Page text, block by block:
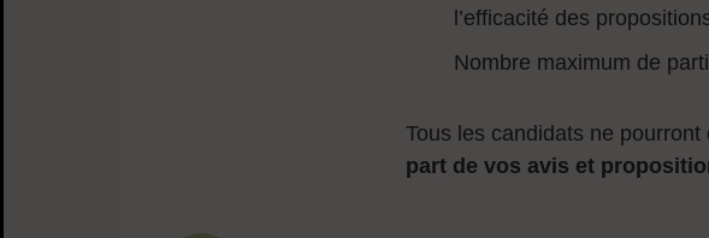
l’efficacité des
Nombre maximum de
Tous les candidats ne pourront
part de vos avis et